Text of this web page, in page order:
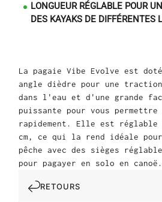
LONGUEUR RÉGLABLE POUR
DES KAYAKS DE DIFFÉRENTES
La pagaie Vibe Evolve est
angle dièdre pour une
dans l'eau et d'une grande
puissante pour vous permettre
rapidement. Elle est réglable
cm, ce qui la rend idéale
pêche avec des sièges
pour pagayer en solo en canoë.
RETOURS